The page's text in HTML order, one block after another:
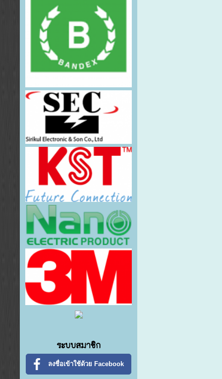
ระบบสมาชิก
ลงชื่อเข้าใช้ด้วย Facebook